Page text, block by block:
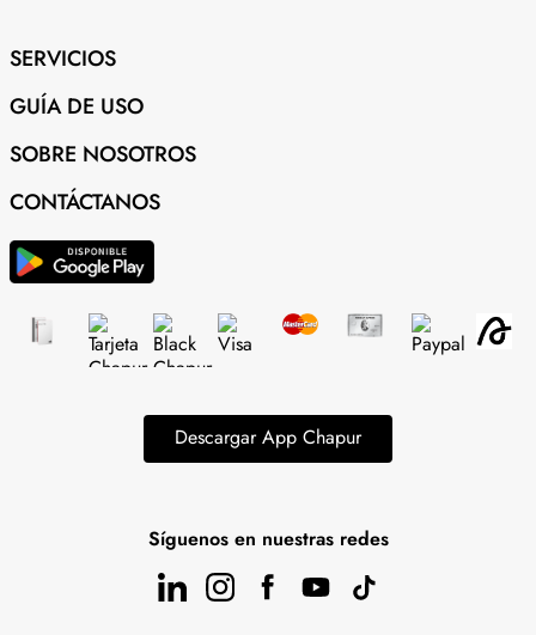
SERVICIOS
GUÍA DE USO
SOBRE NOSOTROS
CONTÁCTANOS
Descargar App Chapur
Síguenos en nuestras redes